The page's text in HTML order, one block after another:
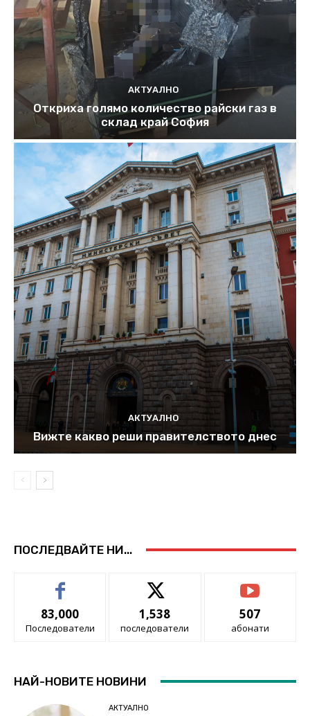
АКТУАЛНО
Откриха голямо количество райски газ в
склад край София
АКТУАЛНО
Вижте какво реши правителството днес
ПОСЛЕДВАЙТЕ НИ...
83,000
Последователи
1,538
последователи
507
абонати
НАЙ-НОВИТЕ НОВИНИ
АКТУАЛНО